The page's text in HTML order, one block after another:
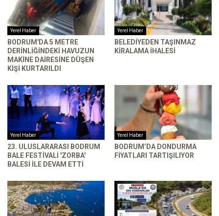
Yerel Haber
BODRUM'DA 5 METRE
DERINLIĞINDEKI HAVUZUN
MAKINE DAIRESINE DÜŞEN
KIŞI KURTARILDI
Yerel Haber
BELEDIYEDEN TAŞINMAZ
KIRALAMA İHALESI
Yerel Haber
23. ULUSLARARASI BODRUM
BALE FESTIVALI 'ZORBA'
BALESI ILE DEVAM ETTI
Yerel Haber
BODRUM’DA DONDURMA
FIYATLARI TARTIŞILIYOR